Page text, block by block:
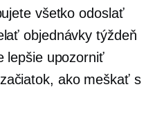
všetko odoslať
objednávky týždeň
lepšie upozorniť
ako meškať s